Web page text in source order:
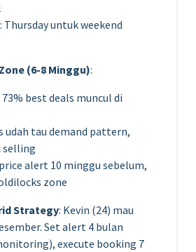
: Thursday untuk weekend
(6-8 Minggu):
73% best deals muncul di
udah tau demand pattern,
selling
alert 10 minggu sebelum,
zone
Strategy: Kevin (24) mau
Set alert 4 bulan
execute booking 7